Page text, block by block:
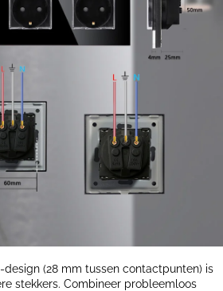
design (28 mm tussen contactpunten) is
stekkers. Combineer probleemloos